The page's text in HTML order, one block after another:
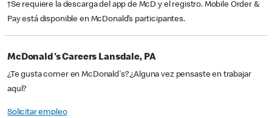
†Se requiere la descarga del app de McD y el registro. Mobile Order &
Pay está disponible en McDonald’s participantes.
McDonald's Careers Lansdale, PA
¿Te gusta comer en McDonald's? ¿Alguna vez pensaste en trabajar
aquí?
Solicitar empleo